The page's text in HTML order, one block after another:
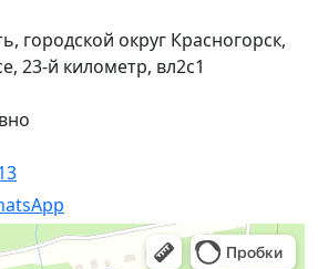
городской округ Красногорск,
23-й километр, вл2с1